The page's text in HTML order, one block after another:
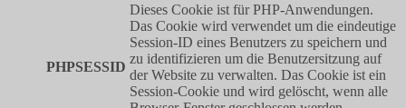
PHPSESSID
Dieses Cookie ist für PHP-Anwendungen.
Das Cookie wird verwendet um die eindeutige
Session-ID eines Benutzers zu speichern und
zu identifizieren um die Benutzersitzung auf
der Website zu verwalten. Das Cookie ist ein
Session-Cookie und wird gelöscht, wenn alle